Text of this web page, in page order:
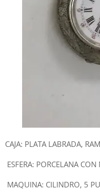
CAJA: PLATA LABRADA,
ESFERA: PORCELANA
MAQUINA: CILINDRO, 5